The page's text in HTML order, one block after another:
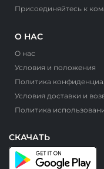
Присоединяйтесь к
О НАС
О нас
Условия и положения
Политика
Условия доставки и
Политика
СКАЧАТЬ